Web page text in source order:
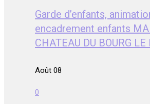
Garde d’enfants,
encadrement enfants
CHATEAU DU BOURG
Août 08
0